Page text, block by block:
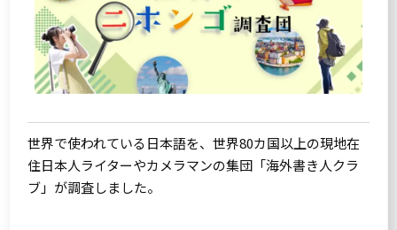
世界で使われている日本語を、世界80カ国以上の現地在
住日本人ライターやカメラマンの集団「海外書き人クラ
ブ」が調査しました。